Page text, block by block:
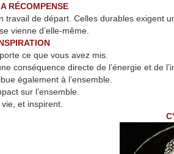
RÉCOMPENSE
travail de départ. Celles durables
vienne d’elle-même.
ce que vous avez mis.
conséquence directe de l’énergie et de
également à l’ensemble.
sur l’ensemble.
et inspirent.